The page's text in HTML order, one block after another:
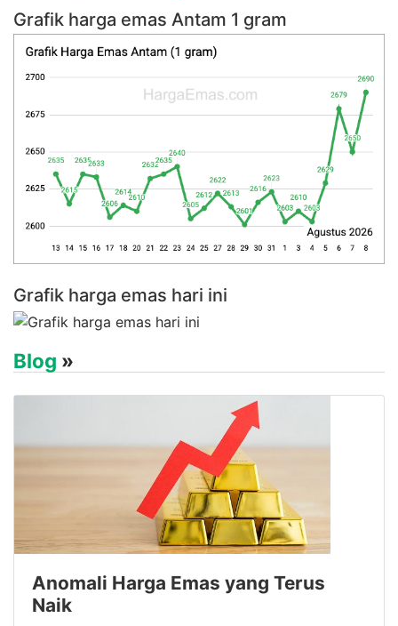
Grafik harga emas Antam 1 gram
Grafik harga emas hari ini
Blog »
Anomali Harga Emas yang Terus
Naik